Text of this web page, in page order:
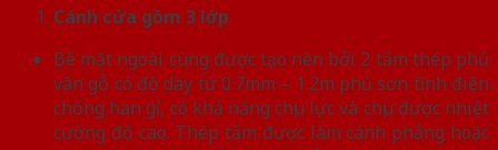
Cánh cửa gồm 3 lớp
Bề mặt ngoài cùng được tạo nên bởi 2 tấm thép phủ
vân gỗ có độ dày từ 0.7mm – 1.2m phủ sơn tĩnh điện
chống han gỉ, có khả năng chịu lực và chịu được nhiệt
cường độ cao. Thép tấm được làm cánh phẳng hoặc